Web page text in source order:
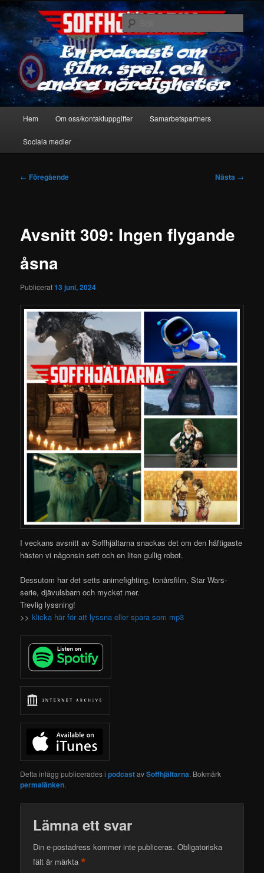
Hoppa
primärt
innehållSoffhjältarna
En podcast om film, spel & andra nördigheter
Sök
Hem Om oss/kontaktuppgifter Samarbetspartners
Sociala medier
Inläggsnavigering
← Föregående Nästa →
Avsnitt 309: Ingen flygande
åsna
Publicerat13 juni, 2024
I veckans avsnitt av Soffhjältarna snackas det om den häftigaste
hästen vi någonsin sett och en liten gullig robot.
Dessutom har det setts animefighting, tonårsfilm, Star Wars-
serie, djävulsbarn och mycket mer.
Trevlig lyssning!
>>klicka här för att lyssna eller spara som mp3
Detta inlägg publicerades ipodcastavSoffhjältarna. Bokmärk
permalänken.
Lämna ett svar
Din e-postadress kommer inte publiceras. Obligatoriska
fält är märkta*